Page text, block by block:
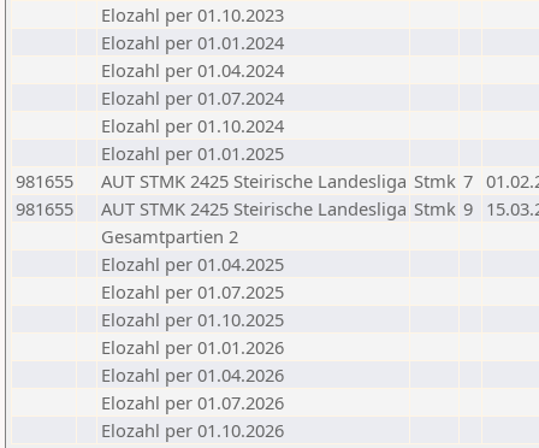
Elozahl per 01.10.2023
Elozahl per 01.01.2024
Elozahl per 01.04.2024
Elozahl per 01.07.2024
Elozahl per 01.10.2024
Elozahl per 01.01.2025
981655
AUT STMK 2425 Steirische Landesliga Stmk 7
981655
AUT STMK 2425 Steirische Landesliga Stmk 9
Gesamtpartien 2
Elozahl per 01.04.2025
Elozahl per 01.07.2025
Elozahl per 01.10.2025
Elozahl per 01.01.2026
Elozahl per 01.04.2026
Elozahl per 01.07.2026
Elozahl per 01.10.2026